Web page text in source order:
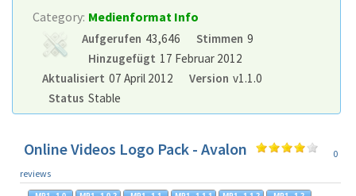
Category: Medienformat Info
Aufgerufen 43,646 Stimmen 9
Hinzugefügt 17 Februar 2012
Aktualisiert 07 April 2012 Version v1.1.0
Status Stable
Online Videos Logo Pack - Avalon
0
reviews